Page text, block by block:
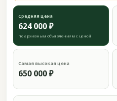
Средняя цена
624 000 ₽
по архивным объявлениям с ценой
Самая высокая цена
650 000 ₽